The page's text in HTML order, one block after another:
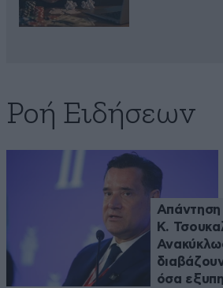
Ροή Ειδήσεων
Κ.
όσα